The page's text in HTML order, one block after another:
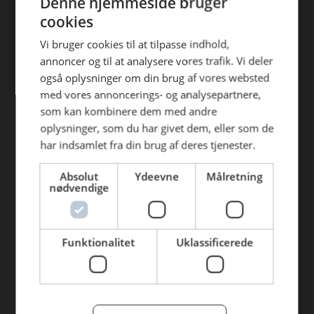
Find din afdeling
AB Catering Aalborg
AB Catering Århus
AB Catering Holstebro
AB Catering Ribe
AB Catering København
Genveje
BLUS 16. udgave
efterfølgende anvendelse heraf.
cookies
Vi bruger cookies til at tilpasse indhold,
annoncer og til at analysere vores trafik. Vi deler
også oplysninger om din brug af vores websted
med vores annoncerings- og analysepartnere,
som kan kombinere dem med andre
oplysninger, som du har givet dem, eller som de
har indsamlet fra din brug af deres tjenester.
Absolut
nødvendige
Ydeevne Målretning
Funktionalitet Uklassificerede